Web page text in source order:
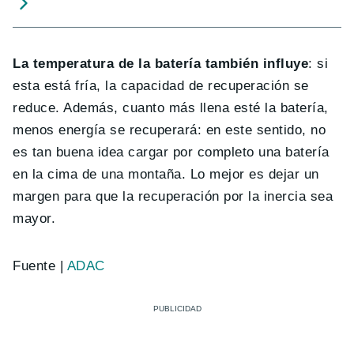
La temperatura de la batería también influye: si
esta está fría, la capacidad de recuperación se
reduce. Además, cuanto más llena esté la batería,
menos energía se recuperará: en este sentido, no
es tan buena idea cargar por completo una batería
en la cima de una montaña. Lo mejor es dejar un
margen para que la recuperación por la inercia sea
mayor.
Fuente | ADAC